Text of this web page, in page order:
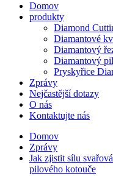
Domov
produkty
Diamond
Diamantové
Diamantový
Diamantový
Pryskyřice
Zprávy
Nejčastější dotazy
O nás
Kontaktujte nás
Domov
Zprávy
Jak zjistit sílu
pilového kotouče